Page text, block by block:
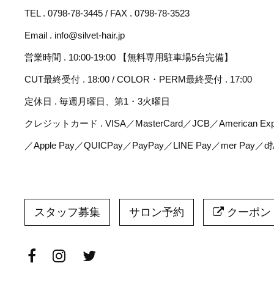
TEL . 0798-78-3445 / FAX . 0798-78-3523
Email . info@silvet-hair.jp
営業時間 . 10:00-19:00 【無料専用駐車場5台完備】
CUT最終受付 . 18:00 / COLOR・PERM最終受付 . 17:00
定休日 . 毎週月曜日、第1・3火曜日
クレジットカード . VISA／MasterCard／JCB／American
／Apple Pay／QUICPay／PayPay／LINE Pay／mer Pay／d
スタッフ募集 サロン予約 クーポン